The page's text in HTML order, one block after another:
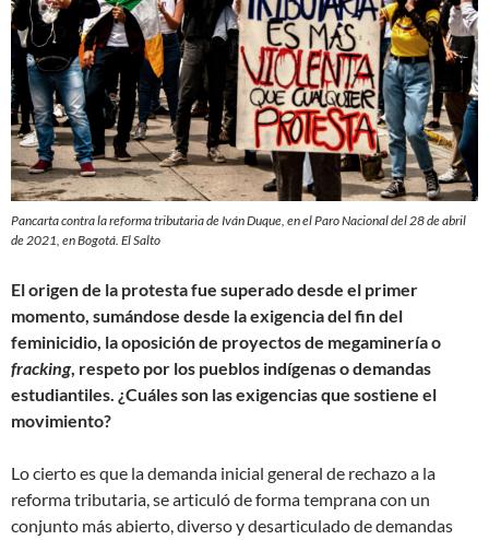
Pancarta contra la reforma tributaria de Iván Duque, en el Paro Nacional del 28 de abril
de 2021, en Bogotá. El Salto
El origen de la protesta fue superado desde el primer
momento, sumándose desde la exigencia del fin del
feminicidio, la oposición de proyectos de megaminería o
fracking, respeto por los pueblos indígenas o demandas
estudiantiles. ¿Cuáles son las exigencias que sostiene el
movimiento?
Lo cierto es que la demanda inicial general de rechazo a la
reforma tributaria, se articuló de forma temprana con un
conjunto más abierto, diverso y desarticulado de demandas